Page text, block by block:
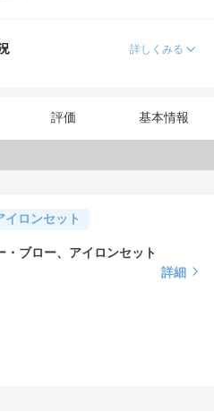
詳しくみる
評価 基本情報
イロンセット
・ブロー、アイロンセット
詳細